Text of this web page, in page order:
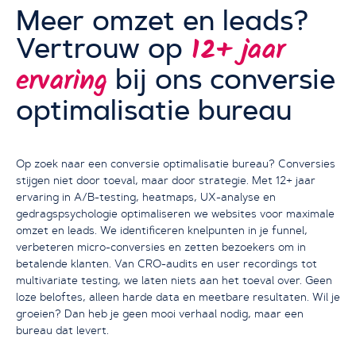
Meer omzet en leads?
Vertrouw op 12+ jaar
ervaring bij ons conversie
optimalisatie bureau
Op zoek naar een conversie optimalisatie bureau? Conversies
stijgen niet door toeval, maar door strategie. Met 12+ jaar
ervaring in A/B-testing, heatmaps, UX-analyse en
gedragspsychologie optimaliseren we websites voor maximale
omzet en leads. We identificeren knelpunten in je funnel,
verbeteren micro-conversies en zetten bezoekers om in
betalende klanten. Van CRO-audits en user recordings tot
multivariate testing, we laten niets aan het toeval over. Geen
loze beloftes, alleen harde data en meetbare resultaten. Wil je
groeien? Dan heb je geen mooi verhaal nodig, maar een
bureau dat levert.